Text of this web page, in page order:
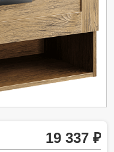
19 337